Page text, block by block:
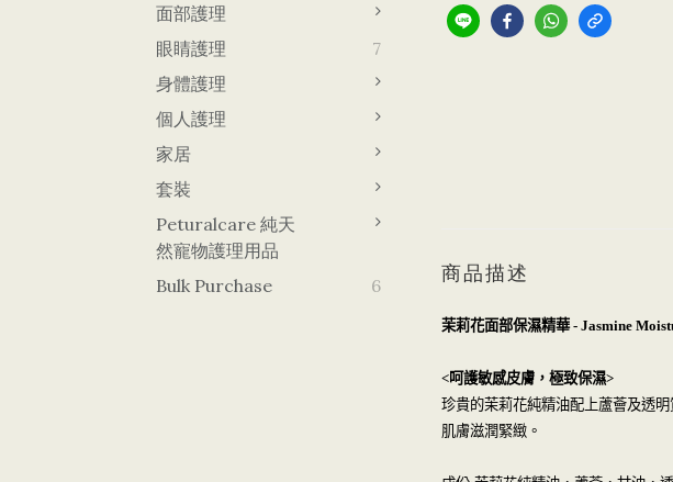
面部護理
眼睛護理
7
身體護理
個人護理
家居
套裝
Peturalcare 純天
然寵物護理用品
Bulk Purchase
6 商品描述
茉莉花面部保濕精華- Jasmine
<呵護敏感皮膚，極致保濕>
珍貴的茉莉花純精油配上蘆薈及透
肌膚滋潤緊緻。